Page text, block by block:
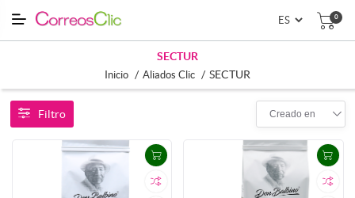
0
SECTUR
Inicio / Aliados Clic / SECTUR
Filtro Creado en